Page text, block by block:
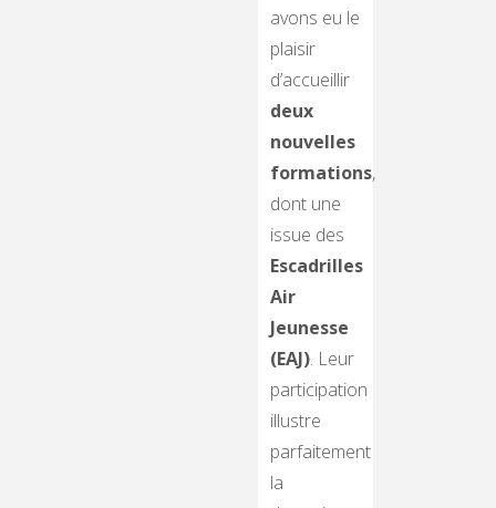
avons eu le
plaisir
d’accueillir
deux
nouvelles
formations,
dont une
issue des
Escadrilles
Air
Jeunesse
(EAJ). Leur
participation
illustre
parfaitement
la